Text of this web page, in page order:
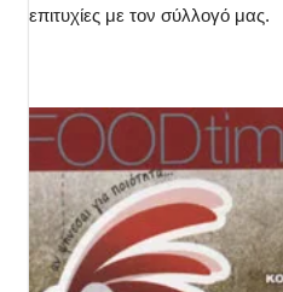
επιτυχίες με τον σύλλογό μας.